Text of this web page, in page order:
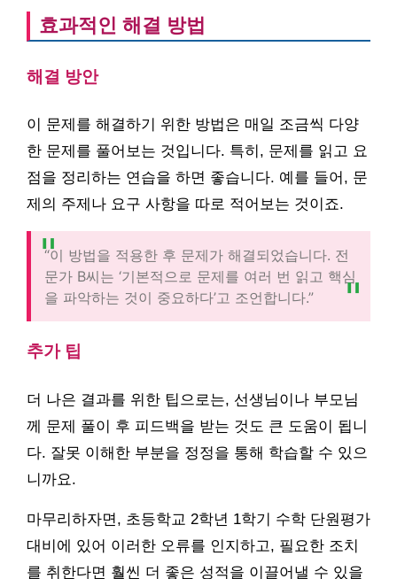
효과적인 해결 방법
해결 방안
이 문제를 해결하기 위한 방법은 매일 조금씩 다양
한 문제를 풀어보는 것입니다. 특히, 문제를 읽고 요
점을 정리하는 연습을 하면 좋습니다. 예를 들어, 문
제의 주제나 요구 사항을 따로 적어보는 것이죠.
“이 방법을 적용한 후 문제가 해결되었습니다. 전
문가 B씨는 ‘기본적으로 문제를 여러 번 읽고 핵심
을 파악하는 것이 중요하다’고 조언합니다.”
추가 팁
더 나은 결과를 위한 팁으로는, 선생님이나 부모님
께 문제 풀이 후 피드백을 받는 것도 큰 도움이 됩니
다. 잘못 이해한 부분을 정정을 통해 학습할 수 있으
니까요.
마무리하자면, 초등학교 2학년 1학기 수학 단원평가
대비에 있어 이러한 오류를 인지하고, 필요한 조치
를 취한다면 훨씬 더 좋은 성적을 이끌어낼 수 있을